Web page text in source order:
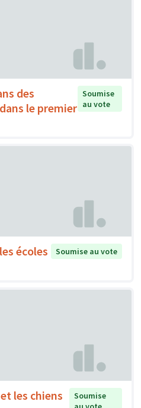
des
le premier
Soumise
au vote
écoles
Soumise au vote
les chiens
Soumise